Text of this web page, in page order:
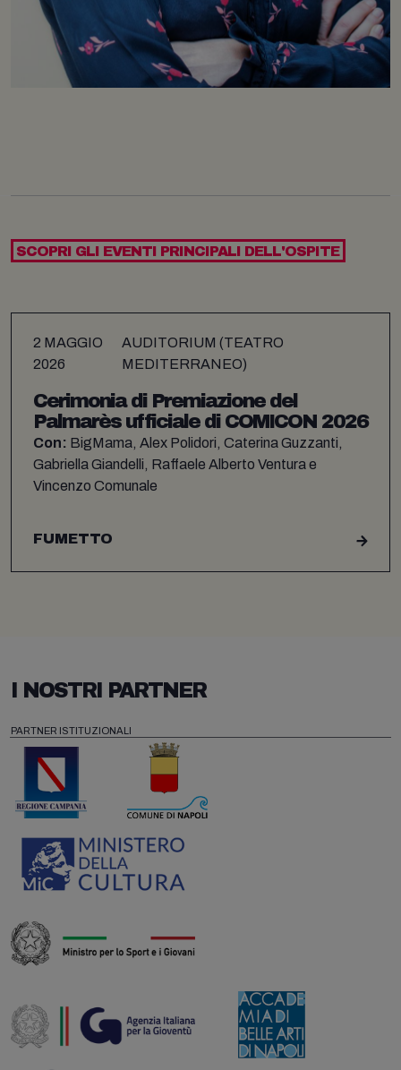
SCOPRI GLI EVENTI PRINCIPALI DELL'OSPITE
2 MAGGIO
2026
AUDITORIUM (TEATRO
MEDITERRANEO)
Cerimonia di Premiazione del
Palmarès ufficiale di COMICON 2026
Con: BigMama, Alex Polidori, Caterina Guzzanti,
Gabriella Giandelli, Raffaele Alberto Ventura e
Vincenzo Comunale
FUMETTO
I NOSTRI PARTNER
PARTNER ISTITUZIONALI